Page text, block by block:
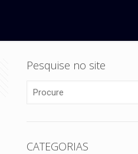
Pesquise no site
CATEGORIAS